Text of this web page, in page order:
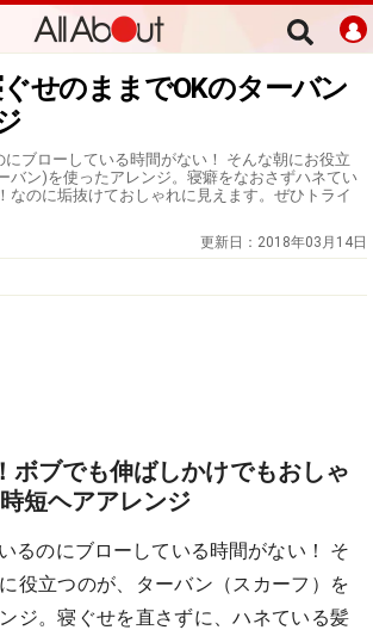
せのままでOKのターバン
ブローしている時間がない！ そんな朝にお役立
バン)を使ったアレンジ。寝癖をなおさずハネてい
なのに垢抜けておしゃれに見えます。ぜひトライ
更新日： 2018年03月14日
ボブでも伸ばしかけでもおしゃ
短ヘアアレンジ
るのにブローしている時間がない！ そ
役立つのが、ターバン（スカーフ）を
ジ。寝ぐせを直さずに、ハネている髪